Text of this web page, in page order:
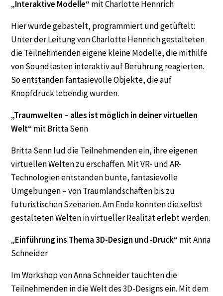
„Interaktive Modelle“ mit Charlotte Hennrich
Hier wurde gebastelt, programmiert und getüftelt:
Unter der Leitung von Charlotte Hennrich gestalteten
die Teilnehmenden eigene kleine Modelle, die mithilfe
von Soundtasten interaktiv auf Berührung reagierten.
So entstanden fantasievolle Objekte, die auf
Knopfdruck lebendig wurden.
„Traumwelten – alles ist möglich in deiner virtuellen
Welt“ mit Britta Senn
Britta Senn lud die Teilnehmenden ein, ihre eigenen
virtuellen Welten zu erschaffen. Mit VR- und AR-
Technologien entstanden bunte, fantasievolle
Umgebungen – von Traumlandschaften bis zu
futuristischen Szenarien. Am Ende konnten die selbst
gestalteten Welten in virtueller Realität erlebt werden.
„Einführung ins Thema 3D-Design und -Druck“ mit Anna
Schneider
Im Workshop von Anna Schneider tauchten die
Teilnehmenden in die Welt des 3D-Designs ein. Mit dem